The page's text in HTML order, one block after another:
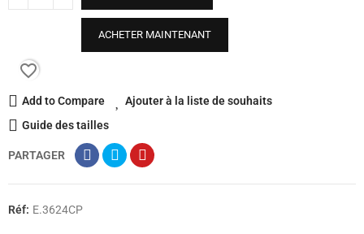
ACHETER MAINTENANT
favorite_border
Add to Compare
Ajouter à la liste de souhaits
Guide des tailles
PARTAGER
Réf: E.3624CP